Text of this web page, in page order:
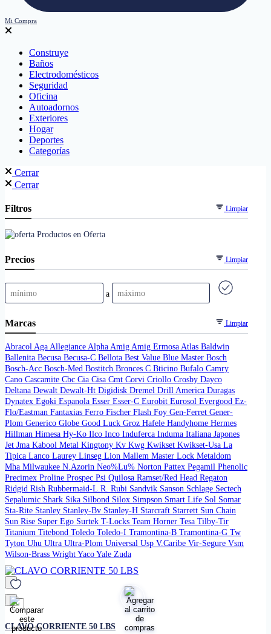
Mi Compra
Construye
Baños
Electrodomésticos
Seguridad
Oficina
Autoadornos
Exteriores
Hogar
Deportes
Categorías
Cerrar
Cerrar
Filtros Limpiar
Productos en Oferta
Precios Limpiar
a
Marcas Limpiar
AbracolAgaAllegianceAlphaAmigAmig ErmosaAtlas Baldwin
Ballenita Becusa Becusa-C Bellota Best Value Blue Master Bosch
Bosch-Acc Bosch-Med Bostitch Bronces C Bticino Bufalo Camry
Cano Cascamite Cbc Cia Cisa Cmt Corvi Criollo Crosby Dayco
Deltana Dewalt Dewalt-Ht Digidisk Dremel Drill America Duragas
Dynatex Egoki Espanola Esser Esser-C Eurobit Eurosol Evergood Ez-
Flo/Eastman Fantaxias Ferro Fischer Flash Foy Gen-Ferret Gener-
Plom Generico Globe Good Luck Groz Hafele Handyhome Hermes
Hillman Himesa Hy-Ko Ilco Inco Induferca Induma Italiana Japones
Jet Jma Kabool Metal Kingtony Kv Kwg Kwikset Kwikset-Usa La
Tipica Lanco Laurey Linseg Lion Mallem Master Lock Metaldom
Mha Milwaukee N.Azorin Neo%Lu% Norton Pattex Pegamil Phenolic
Precimex Proline Prospec Psi Quilosa Ramset/Red Head Regaton
Ridgid Rish Rubbermaid-L.R. Rubi Sandvik Sanson Schlage Sectech
Sepalumic Shark Sika Silbond Silox Simpson Smart Life Sol Somar
Sta-Rite Stanley Stanley-Bv Stanley-H Starcraft Starrett Sun Chain
Sun Rise Super Ego Surtek T-Locks Team Horner Tesa Tilby-Tir
Titanium Titebond Toledo Toledo-I Tramontina-B Tramontina-G Tw
Tyton Uhu Ultra Ultra-Plom Universal Usp V.Caribe Vir-Segure Vsm
Wilson-Brass WrightYacoYale Zuda
favorito
CLAVO CORRIENTE 50 LBS